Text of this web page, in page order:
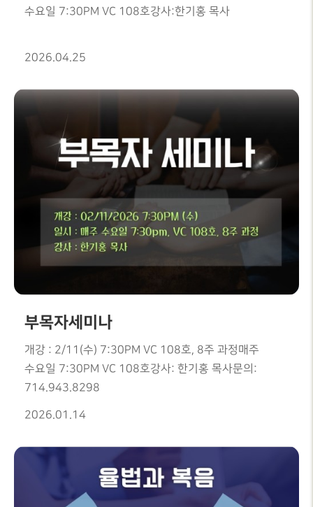
수요일 7:30PM VC 108호강사:한기홍 목사
2026.04.25
부목자세미나
개강 : 2/11(수) 7:30PM VC 108호, 8주 과정매주
수요일 7:30PM VC 108호강사: 한기홍 목사문의:
714.943.8298
2026.01.14